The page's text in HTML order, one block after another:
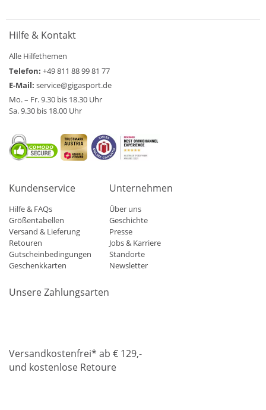
Hilfe & Kontakt
Alle Hilfethemen
Telefon: +49 811 88 99 81 77
E-Mail: service@gigasport.de
Mo. – Fr. 9.30 bis 18.30 Uhr
Sa. 9.30 bis 18.00 Uhr
Kundenservice
Hilfe & FAQs
Größentabellen
Versand & Lieferung
Retouren
Gutscheinbedingungen
Geschenkkarten
Unternehmen
Über uns
Geschichte
Presse
Jobs & Karriere
Standorte
Newsletter
Unsere Zahlungsarten
Versandkostenfrei* ab € 129,-
und kostenlose Retoure